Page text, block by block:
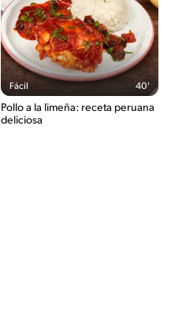
Fácil 40'
Pollo a la limeña: receta peruana
deliciosa